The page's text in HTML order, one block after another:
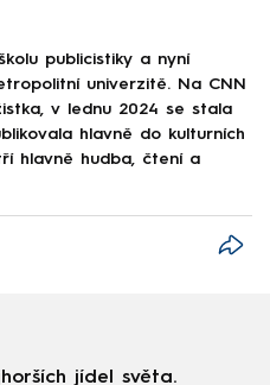
publicistiky a nyní
univerzitě. Na CNN
v lednu 2024 se stala
hlavně do kulturních
hlavně hudba, čtení a
jídel světa.